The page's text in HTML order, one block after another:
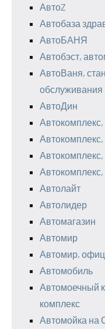
АвтоZ
Автобаза
АвтоБАНЯ
Автобэст,
АвтоВаня,
обслуживания
АвтоДин
Автолайт
Автолидер
Автомагазин
Автомир
Автомир,
Автомобиль
Автомоечный
комплекс
Автомойка на